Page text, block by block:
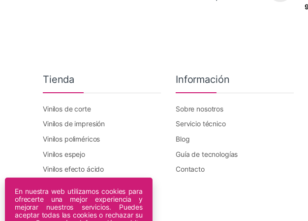
Tienda
Vinilos de corte
Vinilos de impresión
Vinilos poliméricos
Vinilos espejo
Vinilos efecto ácido
Plotters DTF Innuro
Plotters de impresión
Información
Sobre nosotros
Servicio técnico
Blog
Guía de tecnologías
Contacto
En nuestra web utilizamos cookies para
ofrecerte una mejor experiencia y
mejorar nuestros servicios. Puedes
aceptar todas las cookies o rechazar su